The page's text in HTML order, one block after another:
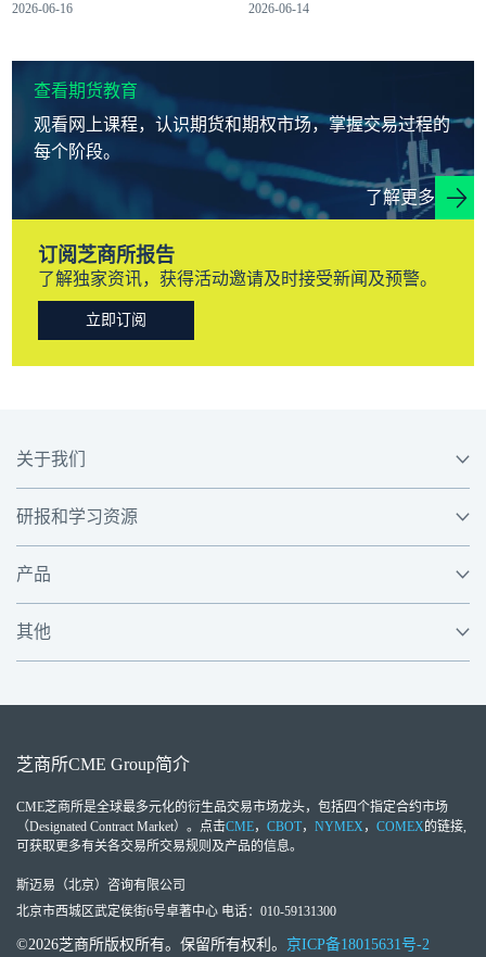
2026-06-16 2026-06-14
查看期货教育
观看网上课程，认识期货和期权市场，掌握交易过程的
每个阶段。
了解更多
订阅芝商所报告
了解独家资讯，获得活动邀请及时接受新闻及预警。
立即订阅
关于我们
研报和学习资源
产品
其他
芝商所CME Group简介
CME芝商所是全球最多元化的衍生品交易市场龙头，包括四个指定合约市场
（Designated Contract Market）。点击CME， CBOT， NYMEX， COMEX的链接,
可获取更多有关各交易所交易规则及产品的信息。
斯迈易（北京）咨询有限公司
北京市西城区武定侯街6号卓著中心 电话：010-59131300
©2026芝商所版权所有。保留所有权利。 京ICP备18015631号-2